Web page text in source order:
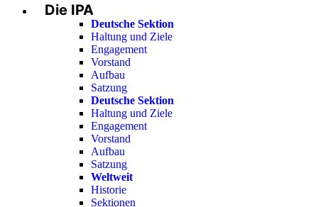
Menu
Die IPA
Deutsche Sektion
Haltung und Ziele
Engagement
Vorstand
Aufbau
Satzung
Deutsche Sektion
Haltung und Ziele
Engagement
Vorstand
Aufbau
Satzung
Weltweit
Historie
Sektionen